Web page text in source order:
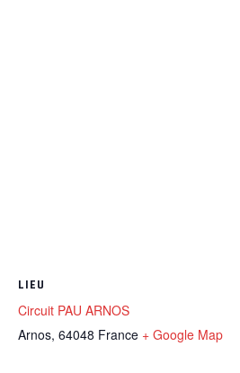
LIEU
Circuit PAU ARNOS
Arnos, 64048 France + Google Map